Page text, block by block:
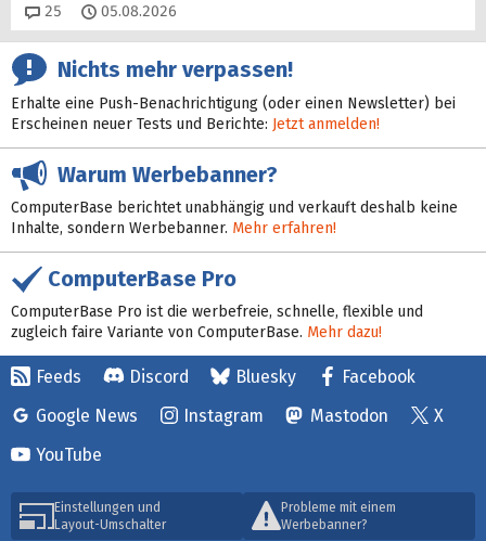
25 Kommentare
05.08.2026
Nichts mehr verpassen!
Erhalte eine Push-Benachrichtigung (oder einen Newsletter) bei
Erscheinen neuer Tests und Berichte: Jetzt anmelden!
Warum Werbebanner?
ComputerBase berichtet unabhängig und verkauft deshalb keine
Inhalte, sondern Werbebanner. Mehr erfahren!
ComputerBase Pro
ComputerBase Pro ist die werbefreie, schnelle, flexible und
zugleich faire Variante von ComputerBase. Mehr dazu!
Feeds Discord Bluesky
Facebook
Google News
Instagram Mastodon
X
YouTube
Einstellungen und
Layout-Umschalter
Probleme mit einem
Werbebanner?